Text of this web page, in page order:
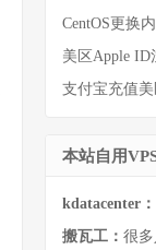
CentOS更换
美区Apple ID
支付宝充值
本站自用
kdatacenter：
搬瓦工： 很